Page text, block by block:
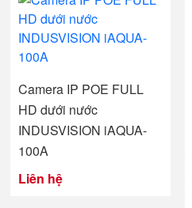
Camera IP POE FULL
HD dưới nước
INDUSVISION iAQUA-
100A
Liên hệ